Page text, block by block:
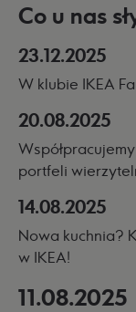
Co u nas
23.12.2025
W klubie IKEA
20.08.2025
portfeli
14.08.2025
Nowa kuchnia?
w IKEA!
11.08.2025